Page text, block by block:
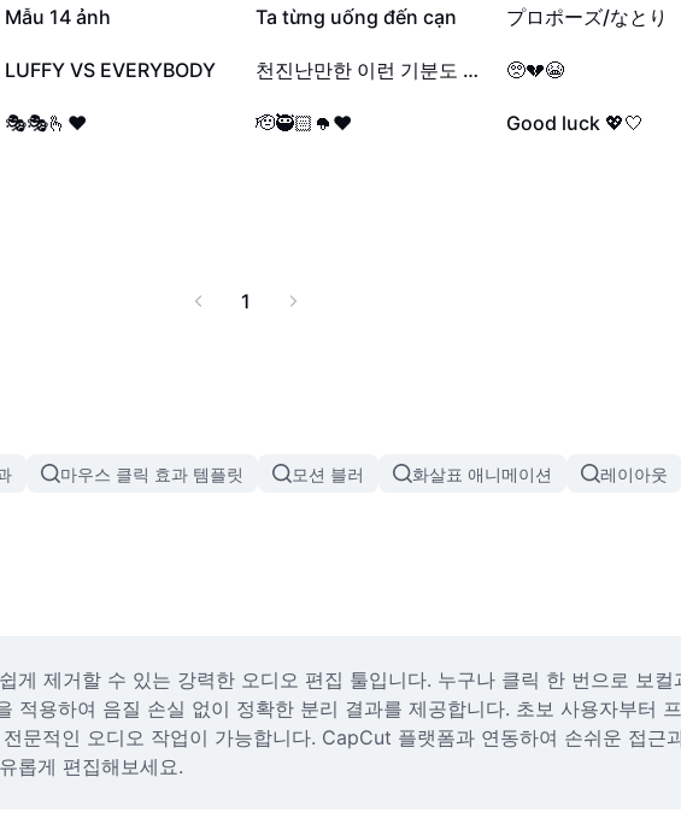
7.7만
Mẫu 14 ảnh 5.4만
Ta từng uống đến cạn 4만
プロポーズ/なとり
8.2천
LUFFY VS EVERYBODY 8천 천진난만한 이런 기분도 🫣🫶 3.1천
🥺💔😭
653
🎭🎭🫰❤️ 454
🫡🥷🏻🪖❤️ 237
Good luck 💖🤍
1
마우스 클릭 효과 템플릿 모션 블러 화살표 애니메이션 레이아웃
게 제거할 수 있는 강력한 오디오 편집 툴입니다. 누구나 클릭 한 번으로 보
적용하여 음질 손실 없이 정확한 분리 결과를 제공합니다. 초보 사용자부터
문적인 오디오 작업이 가능합니다. CapCut 플랫폼과 연동하여 손쉬운 접근
롭게 편집해보세요.